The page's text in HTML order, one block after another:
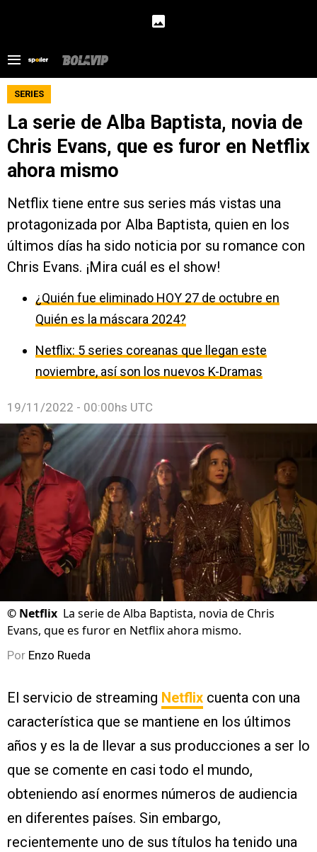
SERIES
La serie de Alba Baptista, novia de
Chris Evans, que es furor en Netflix
ahora mismo
Netflix tiene entre sus series más vistas una
protagonizada por Alba Baptista, quien en los
últimos días ha sido noticia por su romance con
Chris Evans. ¡Mira cuál es el show!
¿Quién fue eliminado HOY 27 de octubre en
Quién es la máscara 2024?
Netflix: 5 series coreanas que llegan este
noviembre, así son los nuevos K-Dramas
19/11/2022 - 00:00hs UTC
© Netflix La serie de Alba Baptista, novia de Chris
Evans, que es furor en Netflix ahora mismo.
Por Enzo Rueda
El servicio de streaming Netflix cuenta con una
característica que se mantiene en los últimos
años y es la de llevar a sus producciones a ser lo
que se comente en casi todo el mundo,
obteniendo así enormes números de audiencia
en diferentes países. Sin embargo,
recientemente uno de sus títulos ha tenido una